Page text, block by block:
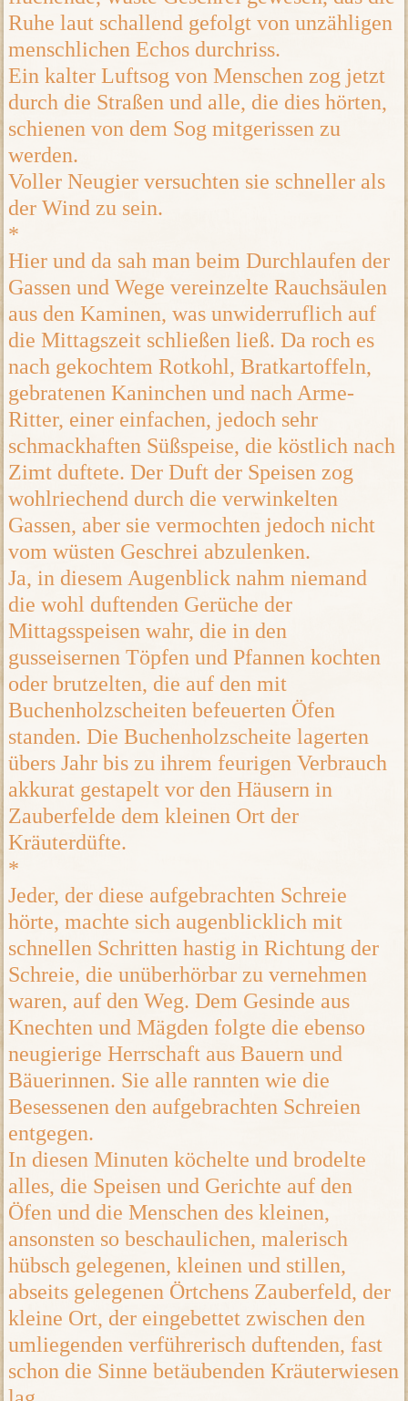
Ruhe laut schallend gefolgt von unzähligen
menschlichen Echos durchriss.
Ein kalter Luftsog von Menschen zog jetzt
durch die Straßen und alle, die dies hörten,
schienen von dem Sog mitgerissen zu
werden.
Voller Neugier versuchten sie schneller als
der Wind zu sein.
*
Hier und da sah man beim Durchlaufen der
Gassen und Wege vereinzelte Rauchsäulen
aus den Kaminen, was unwiderruflich auf
die Mittagszeit schließen ließ. Da roch es
nach gekochtem Rotkohl, Bratkartoffeln,
gebratenen Kaninchen und nach Arme-
Ritter, einer einfachen, jedoch sehr
schmackhaften Süßspeise, die köstlich nach
Zimt duftete. Der Duft der Speisen zog
wohlriechend durch die verwinkelten
Gassen, aber sie vermochten jedoch nicht
vom wüsten Geschrei abzulenken.
Ja, in diesem Augenblick nahm niemand
die wohl duftenden Gerüche der
Mittagsspeisen wahr, die in den
gusseisernen Töpfen und Pfannen kochten
oder brutzelten, die auf den mit
Buchenholzscheiten befeuerten Öfen
standen. Die Buchenholzscheite lagerten
übers Jahr bis zu ihrem feurigen Verbrauch
akkurat gestapelt vor den Häusern in
Zauberfelde dem kleinen Ort der
Kräuterdüfte.
*
Jeder, der diese aufgebrachten Schreie
hörte, machte sich augenblicklich mit
schnellen Schritten hastig in Richtung der
Schreie, die unüberhörbar zu vernehmen
waren, auf den Weg. Dem Gesinde aus
Knechten und Mägden folgte die ebenso
neugierige Herrschaft aus Bauern und
Bäuerinnen. Sie alle rannten wie die
Besessenen den aufgebrachten Schreien
entgegen.
In diesen Minuten köchelte und brodelte
alles, die Speisen und Gerichte auf den
Öfen und die Menschen des kleinen,
ansonsten so beschaulichen, malerisch
hübsch gelegenen, kleinen und stillen,
abseits gelegenen Örtchens Zauberfeld, der
kleine Ort, der eingebettet zwischen den
umliegenden verführerisch duftenden, fast
schon die Sinne betäubenden Kräuterwiesen